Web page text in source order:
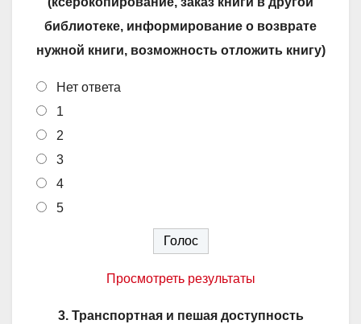
библиотеке, информирование о возврате
нужной книги, возможность отложить книгу)
Нет ответа
1
2
3
4
5
Просмотреть результаты
3. Транспортная и пешая доступность